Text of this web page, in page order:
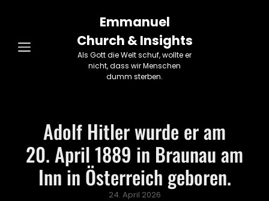
Emmanuel
Church & Insights
Als Gott die Welt schuf, wollte er
nicht, dass wir Menschen
dumm sterben.
Adolf Hitler wurde er am
20. April 1889 in Braunau am
Inn in Österreich geboren.
Posted
24. April 2026